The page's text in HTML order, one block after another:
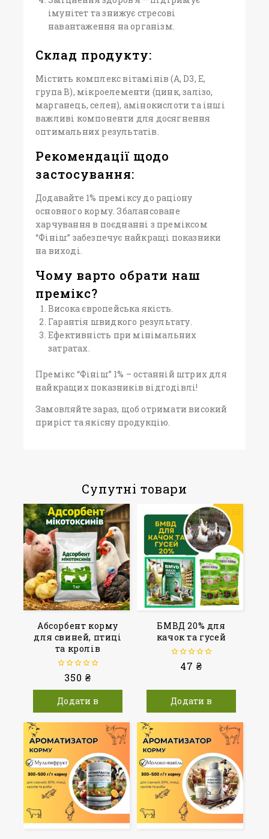
імунітет та знижує стресові
навантаження на організм.
Склад продукту:
Містить комплекс вітамінів (A, D3, E,
група B), мікроелементи (цинк, залізо,
марганець, селен), амінокислоти та інші
важливі компоненти для досягнення
оптимальних результатів.
Рекомендації щодо
застосування:
Додавайте 1% преміксу до раціону
основного корму. Збалансоване
харчування в поєднанні з преміксом
“Фініш” забезпечує найкращі показники
на виході.
Чому варто обрати наш
премікс?
Висока європейська якість.
Гарантія швидкого результату.
Ефективність при мінімальних
затратах.
Премікс “Фініш” 1% – останній штрих для
найкращих показників відгодівлі!
Замовляйте зараз, щоб отримати високий
приріст та якісну продукцію.
Супутні товари
Абсорбент корму
для свиней, птиці
та кролів
5
350 ₴
Додати в
кошик
БМВД 20% для
качок та гусей
47 ₴
Додати в
кошик